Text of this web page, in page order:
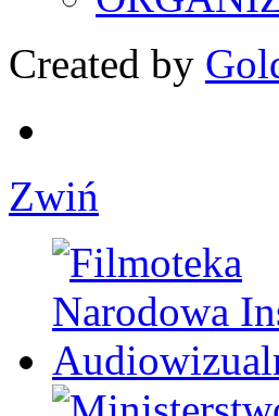
Created by
Zwiń